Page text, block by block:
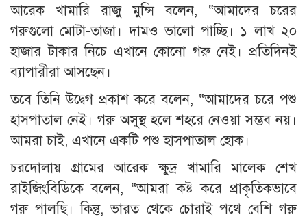
আরেক খামারি রাজু মুন্সি বলেন, “আমাদের চরের
গরুগুলো মোটা-তাজা। দামও ভালো পাচ্ছি। ১ লাখ ২০
হাজার টাকার নিচে এখানে কোনো গরু নেই। প্রতিদিনই
ব্যাপারীরা আসছেন।
তবে তিনি উদ্বেগ প্রকাশ করে বলেন, “আমাদের চরে পশু
হাসপাতাল নেই। গরু অসুস্থ হলে শহরে নেওয়া সম্ভব নয়।
আমরা চাই, এখানে একটি পশু হাসপাতাল হোক।
চরদোলায় গ্রামের আরেক ক্ষুদ্র খামারি মালেক শেখ
রাইজিংবিডিকে বলেন, “আমরা কষ্ট করে প্রাকৃতিকভাবে
গরু পালছি। কিন্তু, ভারত থেকে চোরাই পথে বেশি গরু